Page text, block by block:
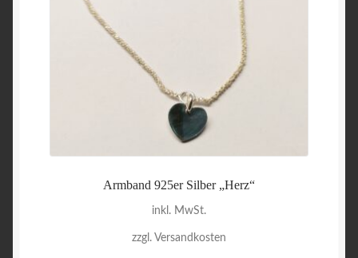
Armband 925er Silber „Herz“
inkl. MwSt.
zzgl. Versandkosten